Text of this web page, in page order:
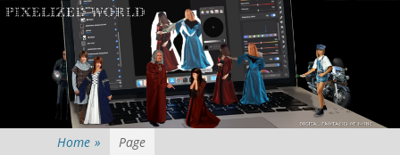
Home » Page